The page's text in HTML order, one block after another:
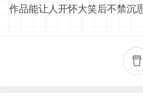
作品能让人开怀大笑后不禁沉